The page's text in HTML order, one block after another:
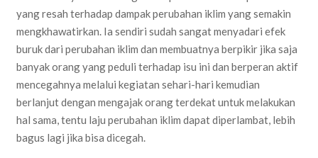
yang resah terhadap dampak perubahan iklim yang semakin
mengkhawatirkan. Ia sendiri sudah sangat menyadari efek
buruk dari perubahan iklim dan membuatnya berpikir jika saja
banyak orang yang peduli terhadap isu ini dan berperan aktif
mencegahnya melalui kegiatan sehari-hari kemudian
berlanjut dengan mengajak orang terdekat untuk melakukan
hal sama, tentu laju perubahan iklim dapat diperlambat, lebih
bagus lagi jika bisa dicegah.